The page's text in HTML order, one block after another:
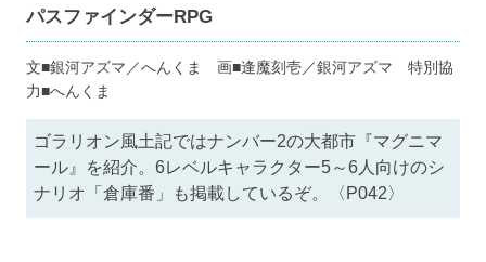
パスファインダーRPG
文■銀河アズマ／へんくま 画■逢魔刻壱／銀河アズマ 特別協
力■へんくま
ゴラリオン風土記ではナンバー2の大都市『マグニマ
ール』を紹介。6レベルキャラクター5～6人向けのシ
ナリオ「倉庫番」も掲載しているぞ。〈P042〉